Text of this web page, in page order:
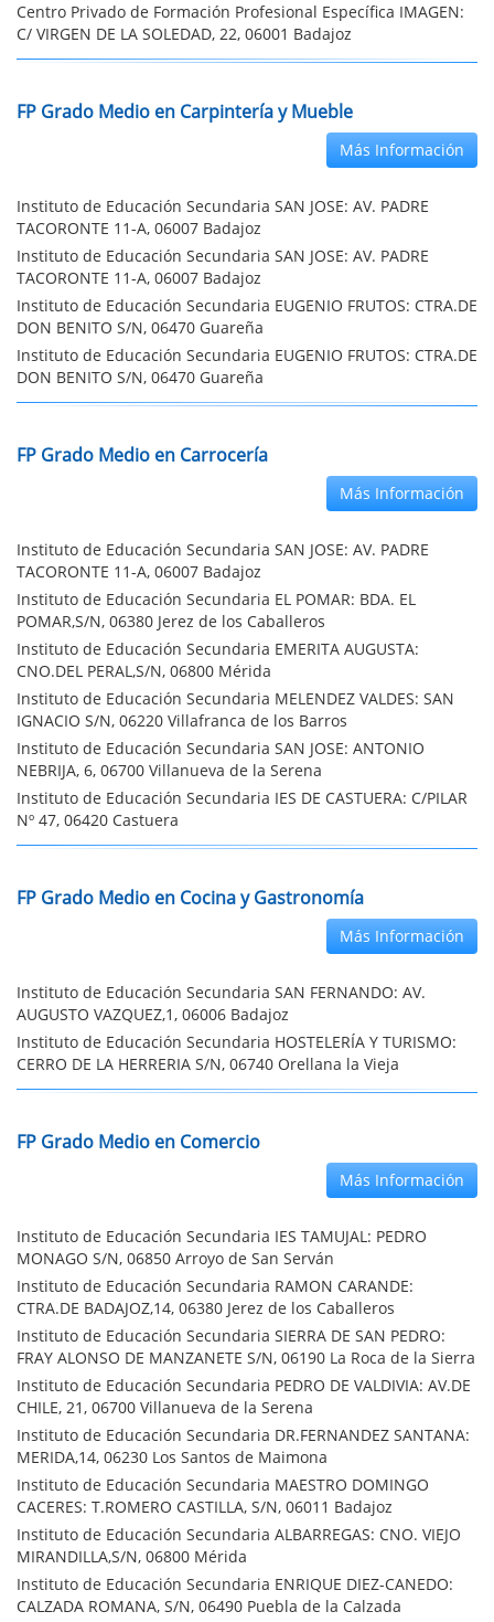
Centro Privado de Formación Profesional Específica IMAGEN:
C/ VIRGEN DE LA SOLEDAD, 22, 06001 Badajoz
FP Grado Medio en Carpintería y Mueble
Más Información
Instituto de Educación Secundaria SAN JOSE: AV. PADRE
TACORONTE 11-A, 06007 Badajoz
Instituto de Educación Secundaria SAN JOSE: AV. PADRE
TACORONTE 11-A, 06007 Badajoz
Instituto de Educación Secundaria EUGENIO FRUTOS: CTRA.DE
DON BENITO S/N, 06470 Guareña
Instituto de Educación Secundaria EUGENIO FRUTOS: CTRA.DE
DON BENITO S/N, 06470 Guareña
FP Grado Medio en Carrocería
Más Información
Instituto de Educación Secundaria SAN JOSE: AV. PADRE
TACORONTE 11-A, 06007 Badajoz
Instituto de Educación Secundaria EL POMAR: BDA. EL
POMAR,S/N, 06380 Jerez de los Caballeros
Instituto de Educación Secundaria EMERITA AUGUSTA:
CNO.DEL PERAL,S/N, 06800 Mérida
Instituto de Educación Secundaria MELENDEZ VALDES: SAN
IGNACIO S/N, 06220 Villafranca de los Barros
Instituto de Educación Secundaria SAN JOSE: ANTONIO
NEBRIJA, 6, 06700 Villanueva de la Serena
Instituto de Educación Secundaria IES DE CASTUERA: C/PILAR
Nº 47, 06420 Castuera
FP Grado Medio en Cocina y Gastronomía
Más Información
Instituto de Educación Secundaria SAN FERNANDO: AV.
AUGUSTO VAZQUEZ,1, 06006 Badajoz
Instituto de Educación Secundaria HOSTELERÍA Y TURISMO:
CERRO DE LA HERRERIA S/N, 06740 Orellana la Vieja
FP Grado Medio en Comercio
Más Información
Instituto de Educación Secundaria IES TAMUJAL: PEDRO
MONAGO S/N, 06850 Arroyo de San Serván
Instituto de Educación Secundaria RAMON CARANDE:
CTRA.DE BADAJOZ,14, 06380 Jerez de los Caballeros
Instituto de Educación Secundaria SIERRA DE SAN PEDRO:
FRAY ALONSO DE MANZANETE S/N, 06190 La Roca de la Sierra
Instituto de Educación Secundaria PEDRO DE VALDIVIA: AV.DE
CHILE, 21, 06700 Villanueva de la Serena
Instituto de Educación Secundaria DR.FERNANDEZ SANTANA:
MERIDA,14, 06230 Los Santos de Maimona
Instituto de Educación Secundaria MAESTRO DOMINGO
CACERES: T.ROMERO CASTILLA, S/N, 06011 Badajoz
Instituto de Educación Secundaria ALBARREGAS: CNO. VIEJO
MIRANDILLA,S/N, 06800 Mérida
Instituto de Educación Secundaria ENRIQUE DIEZ-CANEDO:
CALZADA ROMANA, S/N, 06490 Puebla de la Calzada